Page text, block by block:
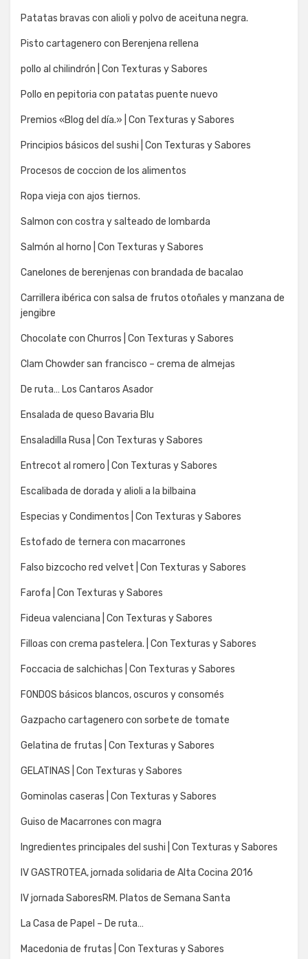
Patatas bravas con alioli y polvo de aceituna negra.
Pisto cartagenero con Berenjena rellena
pollo al chilindrón | Con Texturas y Sabores
Pollo en pepitoria con patatas puente nuevo
Premios «Blog del día.» | Con Texturas y Sabores
Principios básicos del sushi | Con Texturas y Sabores
Procesos de coccion de los alimentos
Ropa vieja con ajos tiernos.
Salmon con costra y salteado de lombarda
Salmón al horno | Con Texturas y Sabores
Canelones de berenjenas con brandada de bacalao
Carrillera ibérica con salsa de frutos otoñales y manzana de
jengibre
Chocolate con Churros | Con Texturas y Sabores
Clam Chowder san francisco – crema de almejas
De ruta… Los Cantaros Asador
Ensalada de queso Bavaria Blu
Ensaladilla Rusa | Con Texturas y Sabores
Entrecot al romero | Con Texturas y Sabores
Escalibada de dorada y alioli a la bilbaina
Especias y Condimentos | Con Texturas y Sabores
Estofado de ternera con macarrones
Falso bizcocho red velvet | Con Texturas y Sabores
Farofa | Con Texturas y Sabores
Fideua valenciana | Con Texturas y Sabores
Filloas con crema pastelera. | Con Texturas y Sabores
Foccacia de salchichas | Con Texturas y Sabores
FONDOS básicos blancos, oscuros y consomés
Gazpacho cartagenero con sorbete de tomate
Gelatina de frutas | Con Texturas y Sabores
GELATINAS | Con Texturas y Sabores
Gominolas caseras | Con Texturas y Sabores
Guiso de Macarrones con magra
Ingredientes principales del sushi | Con Texturas y Sabores
IV GASTROTEA, jornada solidaria de Alta Cocina 2016
IV jornada SaboresRM. Platos de Semana Santa
La Casa de Papel – De ruta…
Macedonia de frutas | Con Texturas y Sabores